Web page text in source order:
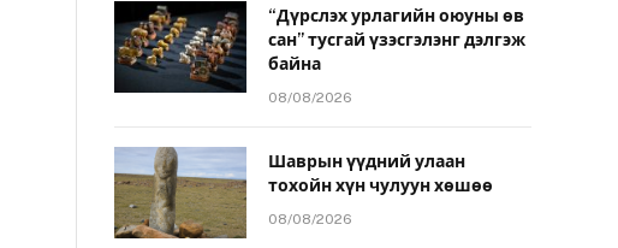
“Дүрслэх урлагийн оюуны өв
сан” тусгай үзэсгэлэнг дэлгэж
байна
08/08/2026
Шаврын үүдний улаан
тохойн хүн чулуун хөшөө
08/08/2026